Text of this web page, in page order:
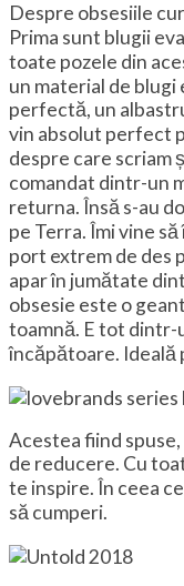
Despre obsesiile
Prima sunt blugii
toate pozele din
un material de blugi
perfectă, un
vin absolut perfect
despre care scriam
comandat dintr-un
returna. Însă s-au
pe Terra. Îmi vine
port extrem de des
apar în jumătate
obsesie este o
toamnă. E tot dintr-
încăpătoare. Ideală
Acestea fiind
de reducere. Cu
te inspire. În ceea
să cumperi.